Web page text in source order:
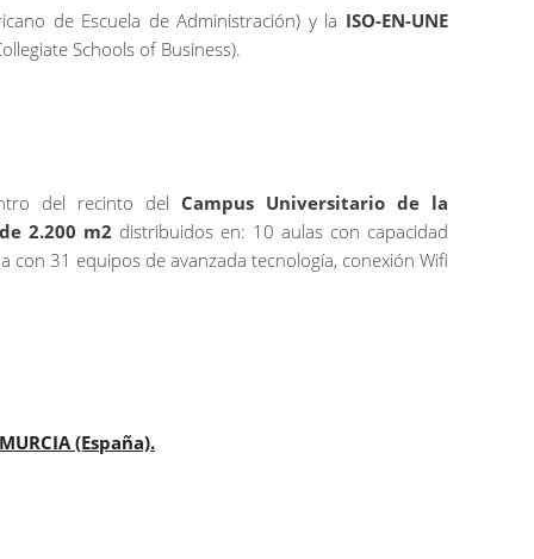
de Escuela de Administración) y la ISO-EN-UNE
Schools of Business).
del recinto del Campus Universitario de la
2.200 m2 distribuidos en: 10 aulas con capacidad
31 equipos de avanzada tecnología, conexión Wifi
(España).